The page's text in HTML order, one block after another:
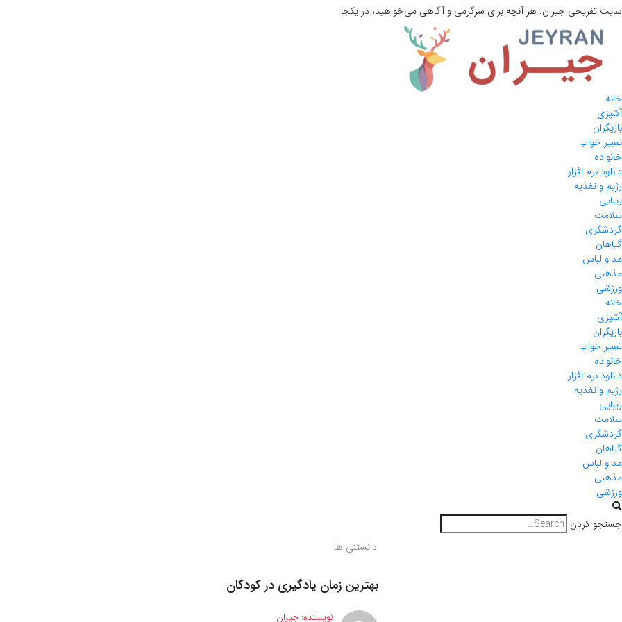
سایت تفریحی جیران: هر آنچه برای سرگرمی و آگاهی می‌خواهید، در یکجا.
خانه
آشپزی
بازیگران
تعبیر خواب
خانواده
دانلود نرم افزار
رژیم و تغذیه
زیبایی
سلامت
گردشگری
گیاهان
مد و لباس
مذهبی
ورزشی
خانه
آشپزی
بازیگران
تعبیر خواب
خانواده
دانلود نرم افزار
رژیم و تغذیه
زیبایی
سلامت
گردشگری
گیاهان
مد و لباس
مذهبی
ورزشی
جستجو کردن
دانستنی ها
بهترین زمان یادگیری در کودکان
نویسنده: جیران